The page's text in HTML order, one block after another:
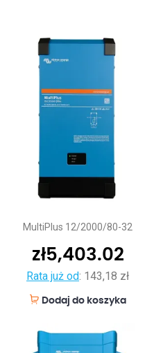
MultiPlus 12/2000/80-32
zł5,403.02
Rata już od: 143,18 zł
Dodaj do koszyka